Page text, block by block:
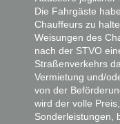
Die Fahrgäste
Chauffeurs zu
Weisungen des
nach der STVO
Straßenverkehrs
Vermietung und/
von der
wird der volle
Sonderleistungen,